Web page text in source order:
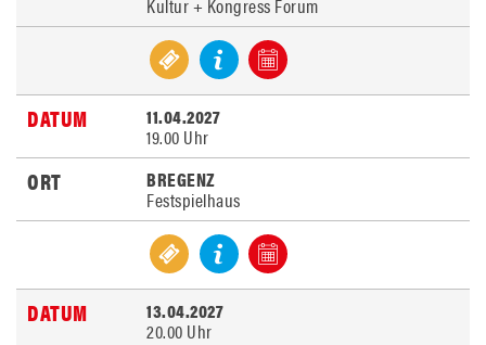
Kultur + Kongress Forum
11.04.2027
19.00 Uhr
BREGENZ
Festspielhaus
13.04.2027
20.00 Uhr